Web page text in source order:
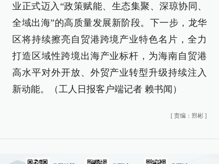
业正式迈入“政策赋能、生态集聚、深琼协同、
全域出海”的高质量发展新阶段。下一步，龙华
区将持续擦亮自贸港跨境产业特色名片，全力
打造区域性跨境出海产业标杆，为海南自贸港
高水平对外开放、外贸产业转型升级持续注入
新动能。（工人日报客户端记者 赖书闻）
[ 责编：邢彬 ]